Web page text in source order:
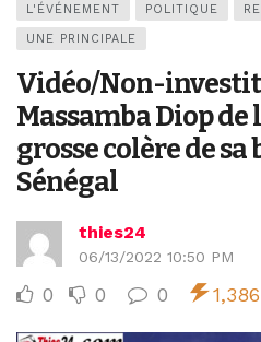
L'ÉVÉNEMENT POLITIQUE
UNE PRINCIPALE
Vidéo/Non-
Massamba Diop
grosse colère de sa
Sénégal
thies24
06/13/2022 10:50 PM
0 0 0 1,386